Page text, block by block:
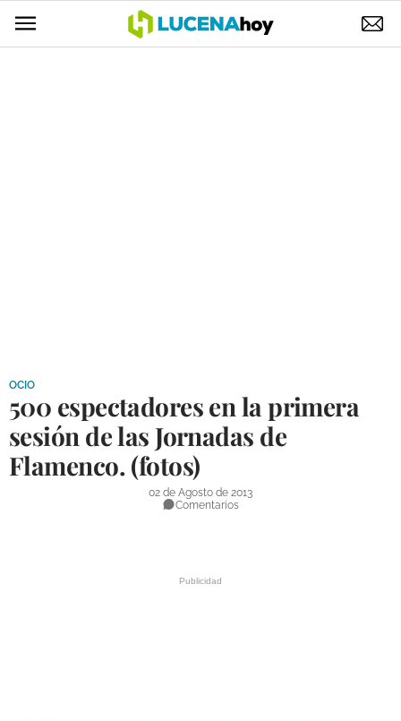
DEPORTES
COMPETICIONES
OCIO
500 espectadores en la primera
sesión de las Jornadas de
Flamenco. (fotos)
02 de Agosto de 2013
Comentarios